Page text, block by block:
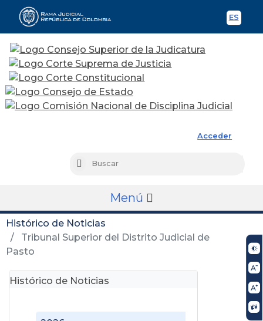
ES
Acceder
Buscar
Menú
Histórico de Noticias
Tribunal Superior del Distrito Judicial de
Pasto
Histórico de Noticias